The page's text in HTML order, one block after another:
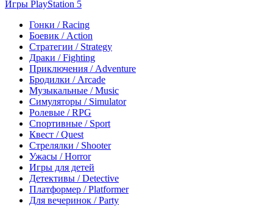
Игры PlayStation 5
Гонки / Racing
Боевик / Action
Стратегии / Strategy
Драки / Fighting
Приключения / Adventure
Бродилки / Arcade
Музыкальные / Music
Симуляторы / Simulator
Ролевые / RPG
Спортивные / Sport
Квест / Quest
Стрелялки / Shooter
Ужасы / Horror
Игры для детей
Детективы / Detective
Платформер / Platformer
Для вечеринок / Party